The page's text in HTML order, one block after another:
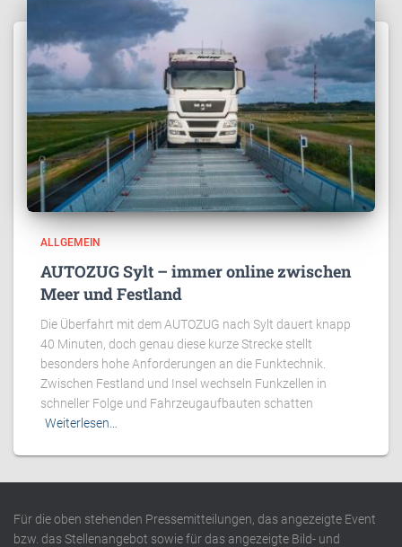
ALLGEMEIN
AUTOZUG Sylt – immer online zwischen
Meer und Festland
Die Überfahrt mit dem AUTOZUG nach Sylt dauert knapp
40 Minuten, doch genau diese kurze Strecke stellt
besonders hohe Anforderungen an die Funktechnik.
Zwischen Festland und Insel wechseln Funkzellen in
schneller Folge und Fahrzeugaufbauten schatten
Weiterlesen…
Für die oben stehenden Pressemitteilungen, das angezeigte Event
bzw. das Stellenangebot sowie für das angezeigte Bild- und